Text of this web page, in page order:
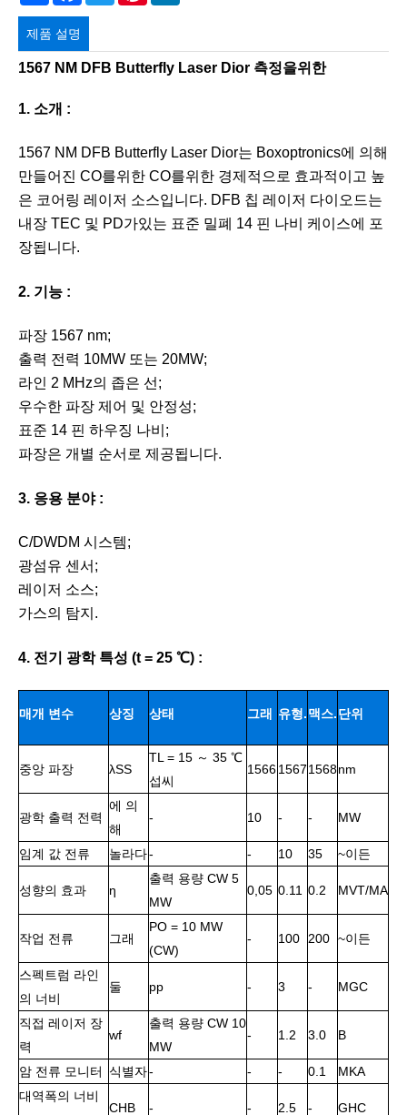
제품 설명
1567 NM DFB Butterfly Laser Dior 측정을위한
1. 소개 :
1567 NM DFB Butterfly Laser Dior는 Boxoptronics에 의해
만들어진 CO를위한 CO를위한 경제적으로 효과적이고 높
은 코어링 레이저 소스입니다. DFB 칩 레이저 다이오드는
내장 TEC 및 PD가있는 표준 밀폐 14 핀 나비 케이스에 포
장됩니다.
2. 기능 :
파장 1567 nm;
출력 전력 10MW 또는 20MW;
라인 2 MHz의 좁은 선;
우수한 파장 제어 및 안정성;
표준 14 핀 하우징 나비;
파장은 개별 순서로 제공됩니다.
3. 응용 분야 :
C/DWDM 시스템;
광섬유 센서;
레이저 소스;
가스의 탐지.
4. 전기 광학 특성 (t = 25 ℃) :
매개 변수 상징 상태 그래 유형.맥스.단위
중앙 파장 λSS
TL = 15 ～ 35 ℃
섭씨
156615671568nm
광학 출력 전력
에 의
해
- 10 - - MW
임계 값 전류 놀라다- - 10 35 ~이든
성향의 효과 ƞ
출력 용량 CW 5
MW
0,05 0.11 0.2 MVT/MA
작업 전류 그래
PO = 10 MW
(CW)
- 100 200 ~이든
스펙트럼 라인
의 너비
둘 pp - 3 - MGC
직접 레이저 장
력
wf
출력 용량 CW 10
MW
- 1.2 3.0 В
암 전류 모니터 식별자- - - 0.1
MKA
대역폭의 너비
CHB - - 2.5 - GHC